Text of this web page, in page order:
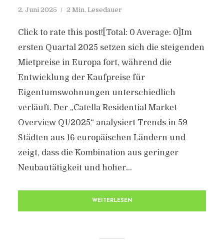
2. Juni 2025 2 Min. Lesedauer
Click to rate this post![Total: 0 Average: 0]Im
ersten Quartal 2025 setzen sich die steigenden
Mietpreise in Europa fort, während die
Entwicklung der Kaufpreise für
Eigentumswohnungen unterschiedlich
verläuft. Der „Catella Residential Market
Overview Q1/2025“ analysiert Trends in 59
Städten aus 16 europäischen Ländern und
zeigt, dass die Kombination aus geringer
Neubautätigkeit und hoher...
WEITERLESEN